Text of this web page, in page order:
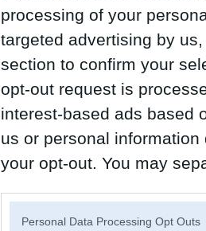
processing of your
targeted advertising by
section to confirm your
opt-out request is
interest-based ads based
us or personal
your opt-out. You may
Personal Data Processing Opt Outs